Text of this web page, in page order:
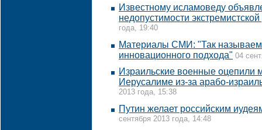
Известному исламоведу
недопустимости
года, 19:40
Материалы СМИ: "Так
инновационного подхода" 04
Израильские военные оцепили
Иерусалиме из-за арабо-
2013 года, 15:38
Путин желает российским
сентября 2013 года, 14:48